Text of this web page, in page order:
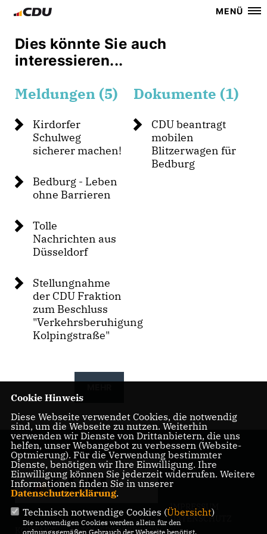
MENÜ
Dies könnte Sie auch
interessieren...
Meldungen (5)
Kirdorfer
Schulweg
sicherer machen!
Bedburg - Leben
ohne Barrieren
Tolle
Nachrichten aus
Düsseldorf
Stellungnahme
der CDU Fraktion
zum Beschluss
"Verkehrsberuhigung
Kolpingstraße"
Dokumente (1)
CDU beantragt
mobilen
Blitzerwagen für
Bedburg
IMPRESSUM
DATENSCHUTZ
KONTAKT
MITGLIEDERBEREICH
Cookie Hinweis
Diese Webseite verwendet Cookies, die notwendig
sind, um die Webseite zu nutzen. Weiterhin
verwenden wir Dienste von Drittanbietern, die uns
helfen, unser Webangebot zu verbessern (Website-
Optmierung). Für die Verwendung bestimmter
Dienste, benötigen wir Ihre Einwilligung. Ihre
Einwilligung können Sie jederzeit widerrufen. Weitere
Informationen finden Sie in unserer
Datenschutzerklärung.
Technisch notwendige Cookies (Übersicht)
Die notwendigen Cookies werden allein für den
ordnungsgemäßen Gebrauch der Webseite benötigt.